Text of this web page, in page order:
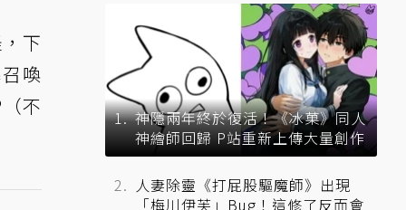
下
喚
不
神隱兩年終於復活！《冰菓》同人
神繪師回歸 P站重新上傳大量創作
人妻除靈《打屁股驅魔師》出現
「梅川伊芙」Bug！這修了反而會